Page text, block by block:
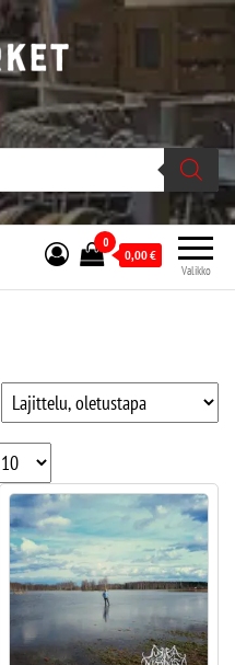
ja kivijalassa
Stupido Market on vaihtoehtomusaan
erikoistunut verkko- sekä
kivijalkakauppa Helsingissä Kallion
sydämessä.
Valikko
0
0,00€